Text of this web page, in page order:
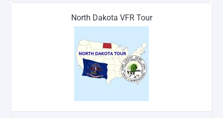
North Dakota VFR Tour